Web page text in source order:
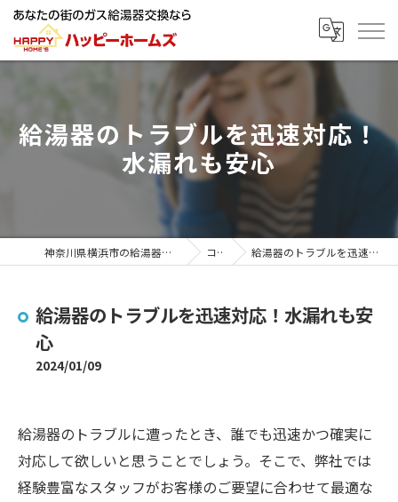
給湯器のトラブルを迅速対応！
水漏れも安心
神奈川県横浜市の給湯器ならハッピーホームズ コラム 給湯器のトラブルを迅速対応！水漏れも安心
給湯器のトラブルを迅速対応！水漏れも安
心
2024/01/09
給湯器のトラブルに遭ったとき、誰でも迅速かつ確実に
対応して欲しいと思うことでしょう。そこで、弊社では
経験豊富なスタッフがお客様のご要望に合わせて最適な